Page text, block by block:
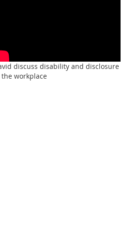
discuss disability and disclosure
workplace